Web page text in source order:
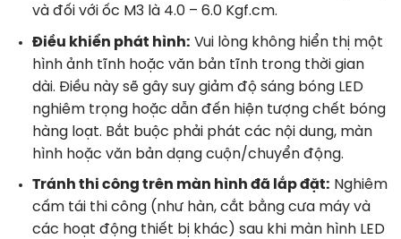
và đối với ốc M3 là 4.0 – 6.0 Kgf.cm.
Điều khiển phát hình: Vui lòng không hiển thị một
hình ảnh tĩnh hoặc văn bản tĩnh trong thời gian
dài. Điều này sẽ gây suy giảm độ sáng bóng LED
nghiêm trọng hoặc dẫn đến hiện tượng chết bóng
hàng loạt. Bắt buộc phải phát các nội dung, màn
hình hoặc văn bản dạng cuộn/chuyển động.
Tránh thi công trên màn hình đã lắp đặt: Nghiêm
cấm tái thi công (như hàn, cắt bằng cưa máy và
các hoạt động thiết bị khác) sau khi màn hình LED